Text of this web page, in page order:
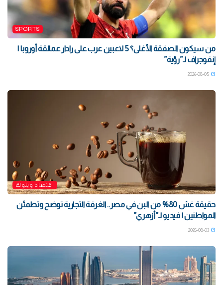
SPORTS
من سيكون الصفقة الأغلى؟ 5 لاعبين عرب على رادار عمالقة أوروبا |
إنفوجراف لـ”رؤية”
اقتصاد وبنوك
حقيقة غش 80% من البن في مصر.. الغرفة التجارية توضح وتطمئن
المواطنين | فيديو لـ”أزهري”